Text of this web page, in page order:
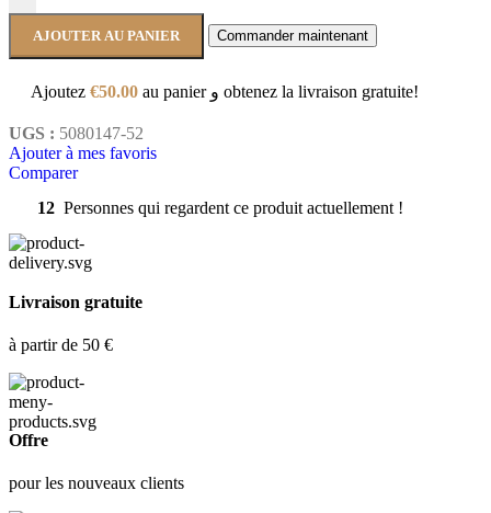
AJOUTER AU PANIER Commander maintenant
Ajoutez €50.00 au panier و obtenez la livraison gratuite!
UGS : 5080147-52
Ajouter à mes favoris
Comparer
12 Personnes qui regardent ce produit actuellement !
Livraison gratuite
à partir de 50 €
Offre
pour les nouveaux clients